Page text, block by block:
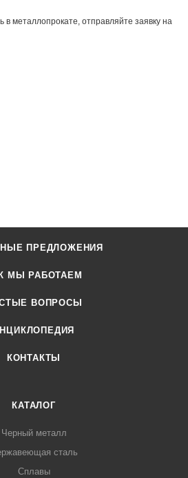
в металлопрокате, отправляйте заявку на
ПРЕДЛОЖЕНИЯ
МЫ РАБОТАЕМ
ВОПРОСЫ
КОНТАКТЫ
КАТАЛОГ
Черный металл
сталь
Сплавы